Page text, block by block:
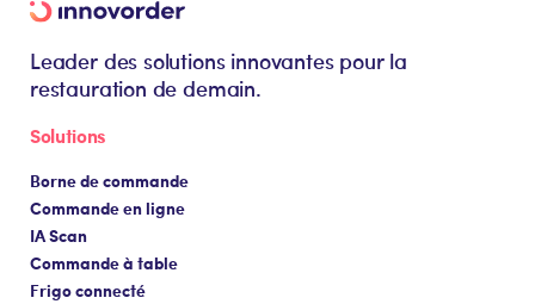
Leader des solutions innovantes pour la
restauration de demain.
Solutions
Borne de commande
Commande en ligne
IA Scan
Commande à table
Frigo connecté